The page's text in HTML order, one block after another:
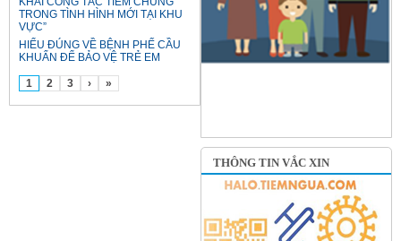
TRONG TÌNH HÌNH MỚI TẠI KHU
VỰC”
HIỂU ĐÚNG VỀ BỆNH PHẾ CẦU
KHUẨN ĐỂ BẢO VỆ TRẺ EM
1 2 3 › »
THÔNG TIN VẮC XIN